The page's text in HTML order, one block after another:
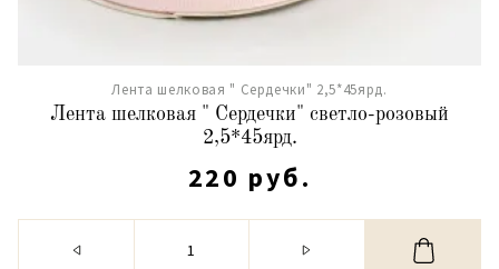
Лента шелковая " Сердечки" 2,5*45ярд.
Лента шелковая " Сердечки" светло-розовый
2,5*45ярд.
220 руб.